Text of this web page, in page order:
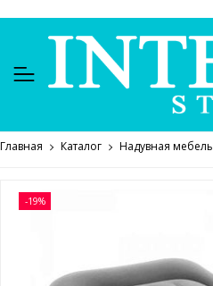
Главная Каталог Надувная мебель
-19%